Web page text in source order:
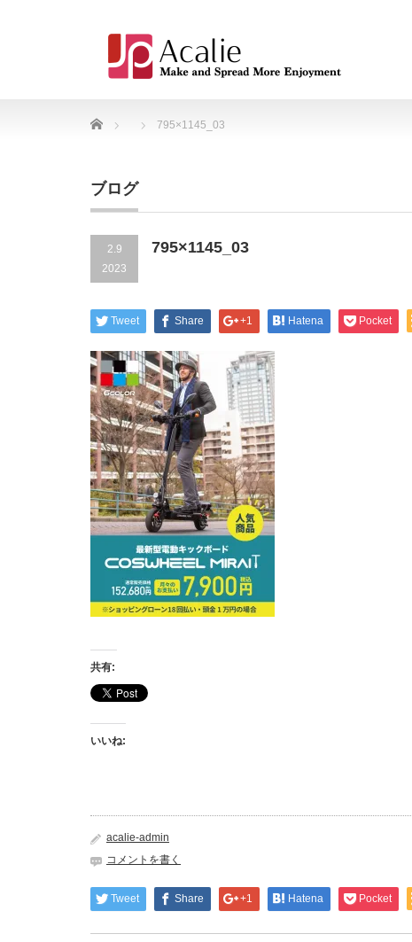
Home 795×1145_03
ブログ
2.9
2023
795×1145_03
Tweet Share +1 Hatena Pocket
共有:
いいね:
acalie-admin
コメントを書く
Tweet Share +1 Hatena Pocket